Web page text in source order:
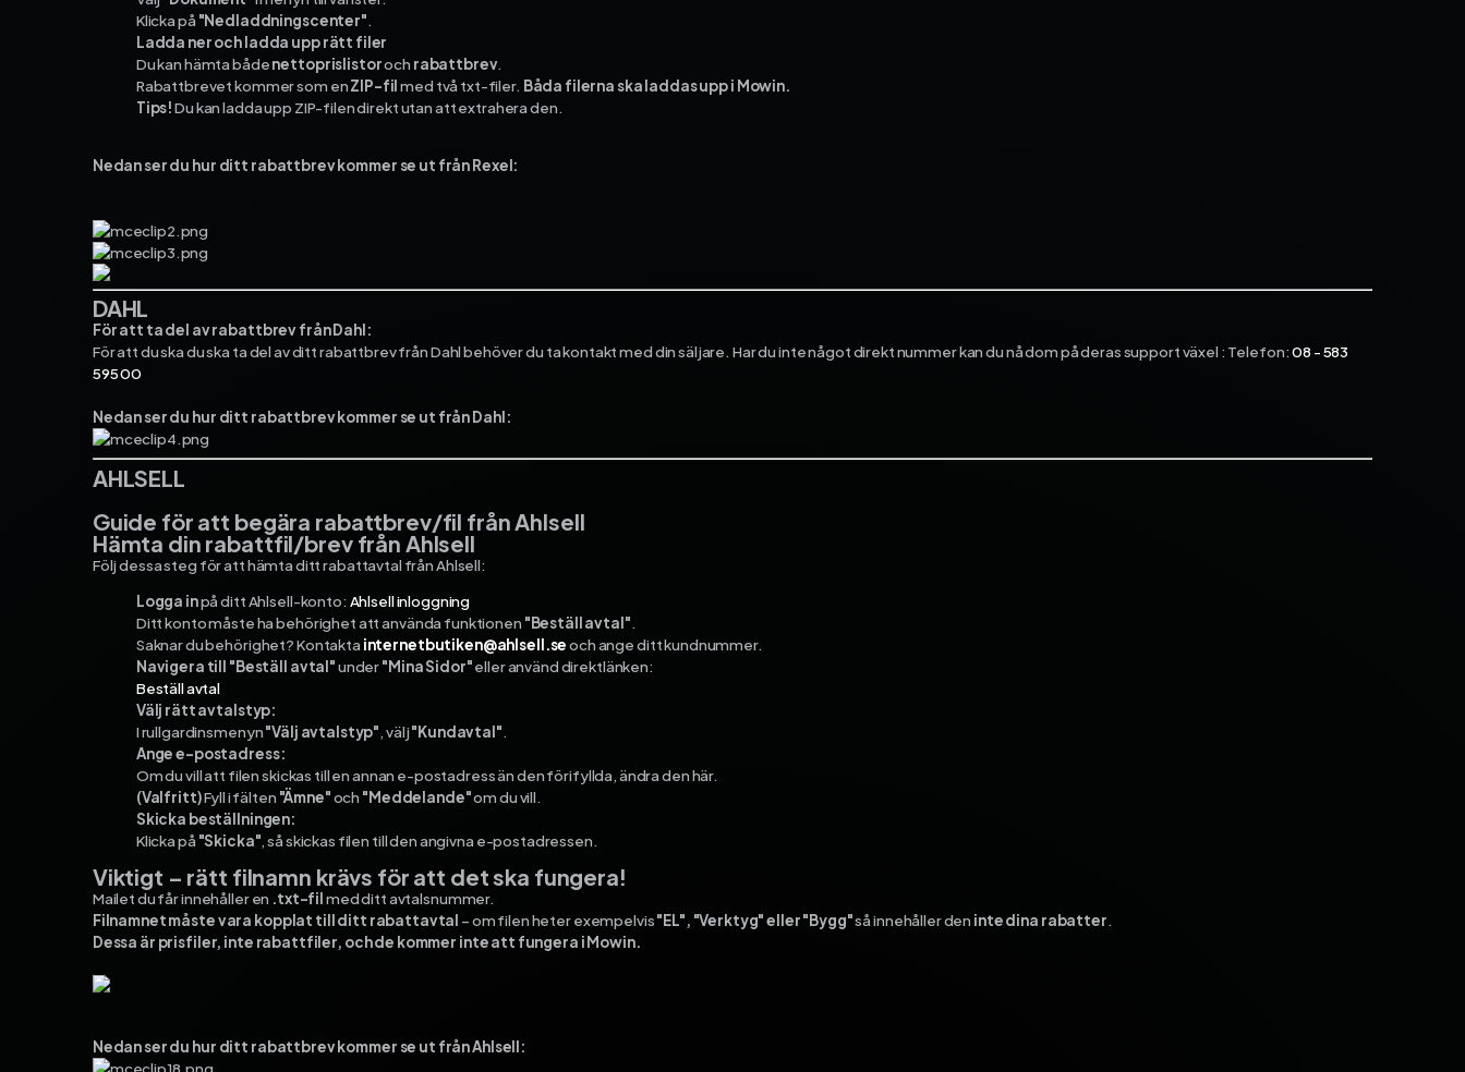
Klicka på "Nedladdningscenter".
Ladda ner och ladda upp rätt filer
Du kan hämta bådenettoprislistoroch rabattbrev.
Rabattbrevet kommer som enZIP-filmed två txt-filer. Båda filerna ska laddas upp i Mowin.
Tips!Du kan ladda upp ZIP-filen direkt utan att extrahera den.
Nedan ser du hur ditt rabattbrev kommer se ut från Rexel:
DAHL
För att ta del av rabattbrev från Dahl:
För att du ska du ska ta del av ditt rabattbrev från Dahl behöver du ta kontakt med din säljare. Har du inte något direkt nummer kan du nå dom på deras support växel : Telefon:08 - 583
595 00
Nedan ser du hur ditt rabattbrev kommer se ut från Dahl:
AHLSELL
Guide för att begära rabattbrev/fil från Ahlsell
Hämta din rabattfil/brev från Ahlsell
Följ dessa steg för att hämta ditt rabattavtal från Ahlsell:
Logga inpå ditt Ahlsell-konto: Ahlsell inloggning
Ditt konto måste ha behörighet att använda funktionen "Beställ avtal".
Saknar du behörighet? Kontakta internetbutiken@ahlsell.seoch ange ditt kundnummer.
Navigera till "Beställ avtal"under"Mina Sidor"eller använd direktlänken:
Beställ avtal
Välj rätt avtalstyp:
I rullgardinsmenyn"Välj avtalstyp", välj"Kundavtal".
Ange e-postadress:
Om du vill att filen skickas till en annan e-postadress än den förifyllda, ändra den här.
(Valfritt)Fyll i fälten "Ämne"och "Meddelande"om du vill.
Skicka beställningen:
Klicka på "Skicka", så skickas filen till den angivna e-postadressen.
Viktigt – rätt filnamn krävs för att det ska fungera!
Mailet du får innehåller en .txt-filmed ditt avtalsnummer.
Filnamnet måste vara kopplat till ditt rabattavtal – om filen heter exempelvis"EL", "Verktyg" eller "Bygg"så innehåller den inte dina rabatter.
Dessa är prisfiler, inte rabattfiler, och de kommer inte att fungera i Mowin.
Nedan ser du hur ditt rabattbrev kommer se ut från Ahlsell: